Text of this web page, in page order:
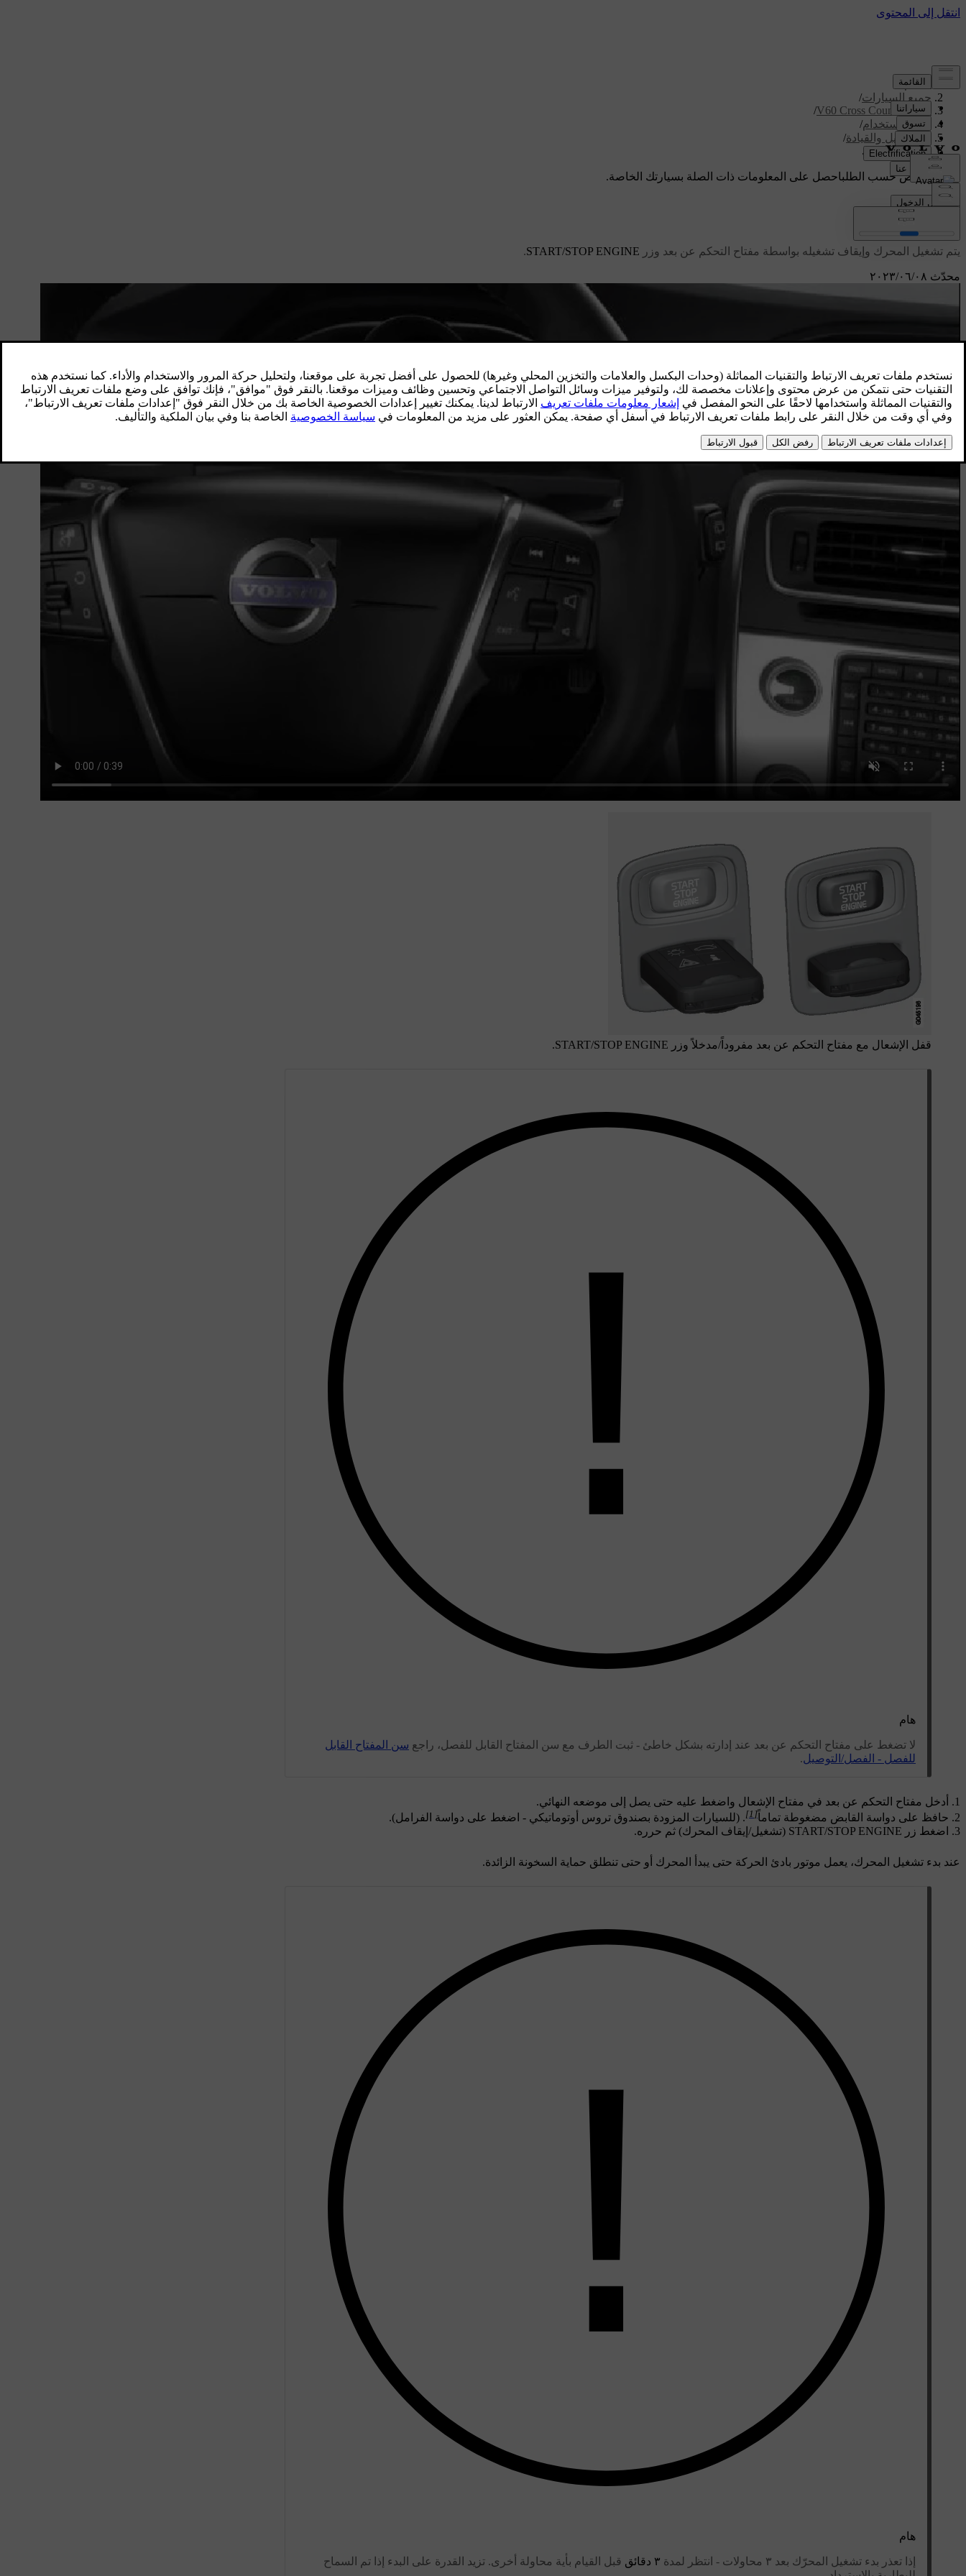
الدعم/
جميع السيارات/
V60 Cross Country 2018
/
دليل الاستخدام/
التشغيل والقيادة/
تشغيل المحرك
دعم مخصص حسب الطلباحصل على المعلومات ذات الصلة بسيارتك الخاصة.
تسجيل الدخول
محدّث ٠٨‏/٠٦‏/٢٠٢٣
يتم تشغيل المحرك وإيقاف تشغيله بواسطة مفتاح التحكم عن بعد وزر START/STOP ENGINE
.
قفل الإشعال مع مفتاح التحكم عن بعد مفروداً/مدخلاً وزر START/STOP ENGINE
.
هام
لا تضغط على مفتاح التحكم عن بعد عند إدارته بشكل خاطئ - ثبت الطرف مع سن المفتاح القابل للفصل، راجع سن المفتاح القابل
للفصل - الفصل/التوصيل.
أدخل مفتاح التحكم عن بعد في مفتاح الإشعال واضغط عليه حتى يصل إلى موضعه النهائي.
حافظ على دواسة القابض مضغوطة تماماً[1]
. (للسيارات المزودة بصندوق تروس أوتوماتيكي - اضغط على دواسة الفرامل).
اضغط زر START/STOP ENGINE (تشغيل/إيقاف المحرك) ثم حرره.
عند بدء تشغيل المحرك، يعمل موتور بادئ الحركة حتى يبدأ المحرك أو حتى تنطلق حماية السخونة الزائدة.
هام
إذا تعذر بدء تشغيل المحرّك بعد ٣ محاولات - انتظر لمدة ٣ دقائق
قبل القيام بأية محاولة أخرى. تزيد القدرة على البدء إذا تم السماح
يتم إيقاف تشغيل المحرك بواسطة الزر
START/STOP ENGINE.